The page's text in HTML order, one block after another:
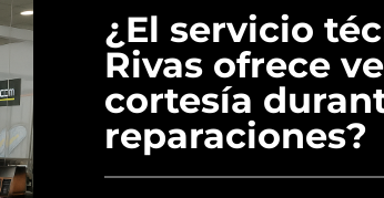
¿El servicio
Rivas ofrece
cortesía
reparaciones?